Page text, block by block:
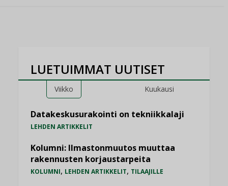
LUETUIMMAT UUTISET
Viikko Kuukausi
Datakeskusurakointi on tekniikkalaji
LEHDEN ARTIKKELIT
Kolumni: Ilmastonmuutos muuttaa
rakennusten korjaustarpeita
KOLUMNI, LEHDEN ARTIKKELIT, TILAAJILLE